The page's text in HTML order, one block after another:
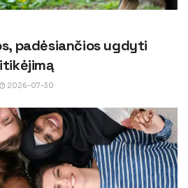
padėsiančios ugdyti
2026-07-30